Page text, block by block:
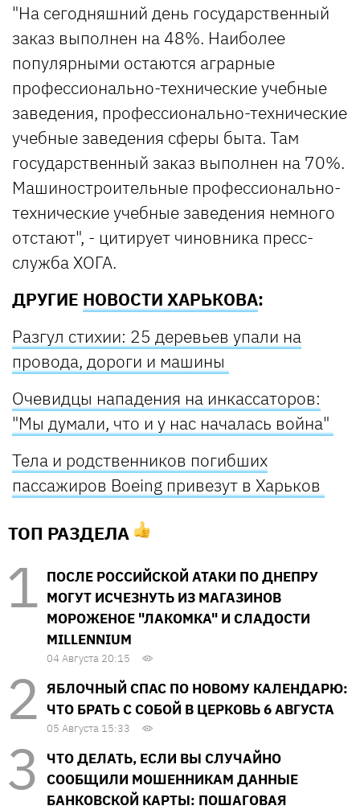
"На сегодняшний день государственный
заказ выполнен на 48%. Наиболее
популярными остаются аграрные
профессионально-технические учебные
заведения, профессионально-технические
учебные заведения сферы быта. Там
государственный заказ выполнен на 70%.
Машиностроительные профессионально-
технические учебные заведения немного
отстают", - цитирует чиновника пресс-
служба ХОГА.
ДРУГИЕ НОВОСТИ ХАРЬКОВА:
Разгул стихии: 25 деревьев упали на
провода, дороги и машины
Очевидцы нападения на инкассаторов:
"Мы думали, что и у нас началась война"
Тела и родственников погибших
пассажиров Boеing привезут в Харьков
ТОП РАЗДЕЛА
ПОСЛЕ РОССИЙСКОЙ АТАКИ ПО ДНЕПРУ
МОГУТ ИСЧЕЗНУТЬ ИЗ МАГАЗИНОВ
МОРОЖЕНОЕ "ЛАКОМКА" И СЛАДОСТИ
MILLENNIUM
04 Августа 20:15
ЯБЛОЧНЫЙ СПАС ПО НОВОМУ КАЛЕНДАРЮ:
ЧТО БРАТЬ С СОБОЙ В ЦЕРКОВЬ 6 АВГУСТА
05 Августа 15:33
ЧТО ДЕЛАТЬ, ЕСЛИ ВЫ СЛУЧАЙНО
СООБЩИЛИ МОШЕННИКАМ ДАННЫЕ
БАНКОВСКОЙ КАРТЫ: ПОШАГОВАЯ